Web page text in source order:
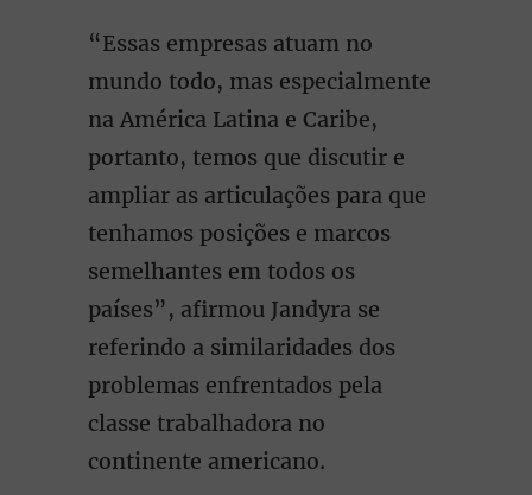
“Essas empresas atuam no
mundo todo, mas especialmente
na América Latina e Caribe,
portanto, temos que discutir e
ampliar as articulações para que
tenhamos posições e marcos
semelhantes em todos os
países”, afirmou Jandyra se
referindo a similaridades dos
problemas enfrentados pela
classe trabalhadora no
continente americano.